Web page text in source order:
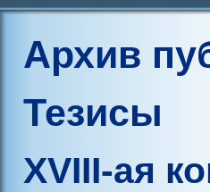
Архив
Тезисы
XVIII-ая